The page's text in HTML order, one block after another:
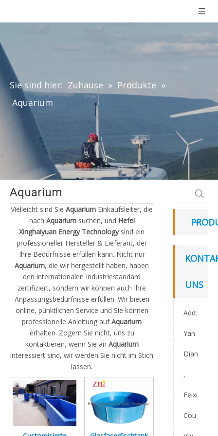
Sie sind hier: Zuhause » Produkte »
Aquarium
Aquarium
Vielleicht sind Sie Aquarium Einkaufsleiter, die
nach Aquariumsuchen, und Hefei
Xinghaiyuan Energy Technologysind ein
professioneller Hersteller & Lieferant, der
Ihre Bedürfnisse erfüllen kann. Nicht nur
Aquarium, die wir hergestellt haben, haben
den internationalen Industriestandard
zertifiziert, sondern wir können auch Ihre
Anpassungsbedürfnisse erfüllen. Wir bieten
online, pünktlichen Service und Sie können
professionelle Anleitung aufAquarium
erhalten. Zögern Sie nicht, uns zu
kontaktieren, wenn Sie an Aquarium
interessiert sind, wir werden Sie nicht im Stich
lassen.
UNS
Add:
Yan
Dian
,
Feixi
Cou